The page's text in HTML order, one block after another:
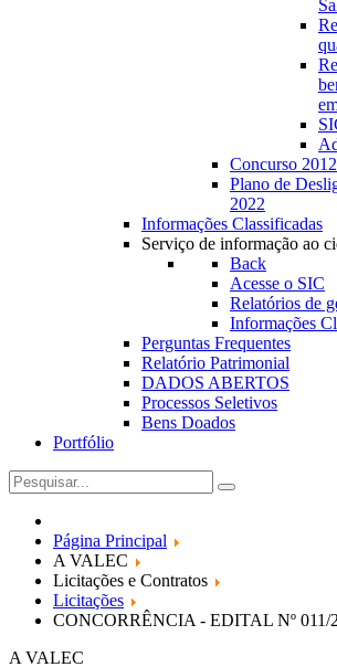
Concurso 2012
Plano de
2022
Informações Classificadas
Serviço de informação ao
Back
Acesse o SIC
Relatórios de
Informações
Perguntas Frequentes
Relatório Patrimonial
DADOS ABERTOS
Processos Seletivos
Bens Doados
Portfólio
Página Principal
A VALEC
Licitações e Contratos
Licitações
CONCORRÊNCIA - EDITAL Nº 011/
A VALEC